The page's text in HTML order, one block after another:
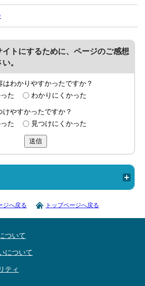
イトにするために、ページのご感想
。
はわかりやすかったですか？
た
わかりにくかった
けやすかったですか？
た
見つけにくかった
送信
ジへ戻る トップページへ戻る
ついて
について
ティ